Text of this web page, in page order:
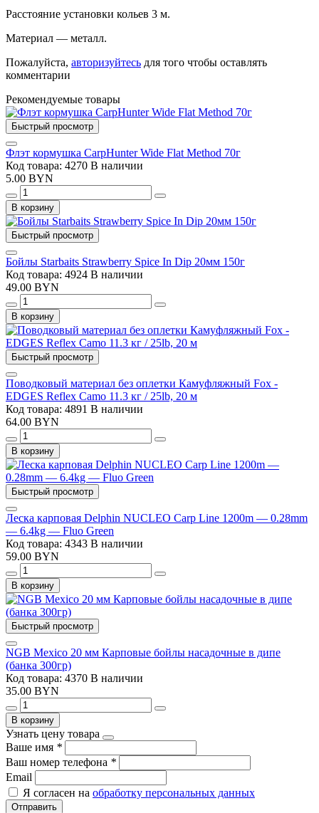
Расстояние установки кольев 3 м.
Материал — металл.
Пожалуйста, авторизуйтесь для того чтобы оставлять
комментарии
Рекомендуемые товары
Быстрый просмотр
Флэт кормушка CarpHunter Wide Flat Method 70г
Код товара: 4270 В наличии
5.00 BYN
В корзину
Быстрый просмотр
Бойлы Starbaits Strawberry Spice In Dip 20мм 150г
Код товара: 4924 В наличии
49.00 BYN
В корзину
Быстрый просмотр
Поводковый материал без оплетки Камуфляжный Fox -
EDGES Reflex Camo 11.3 кг / 25lb, 20 м
Код товара: 4891 В наличии
64.00 BYN
В корзину
Быстрый просмотр
Леска карповая Delphin NUCLEO Carp Line 1200m — 0.28mm
— 6.4kg — Fluo Green
Код товара: 4343 В наличии
59.00 BYN
В корзину
Быстрый просмотр
NGB Mexico 20 мм Карповые бойлы насадочные в дипе
(банка 300гр)
Код товара: 4370 В наличии
35.00 BYN
В корзину
Узнать цену товара
Ваше имя *
Ваш номер телефона *
Email
Я согласен на обработку персональных данных
Отправить